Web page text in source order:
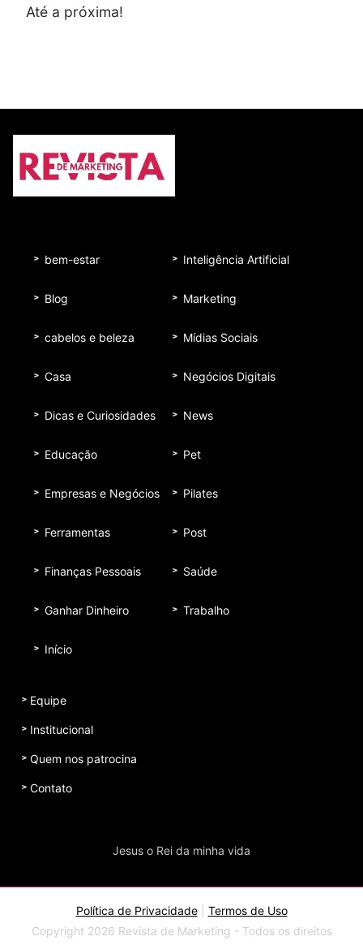
Até a próxima!
bem-estar
Blog
cabelos e beleza
Casa
Dicas e Curiosidades
Educação
Empresas e Negócios
Ferramentas
Finanças Pessoais
Ganhar Dinheiro
Início
Inteligência Artificial
Marketing
Mídias Sociais
Negócios Digitais
News
Pet
Pilates
Post
Saúde
Trabalho
Equipe
Institucional
Quem nos patrocina
Contato
Jesus o Rei da minha vida
Política de Privacidade| Termos de Uso
Copyright 2026 Revista de Marketing - Todos os direitos